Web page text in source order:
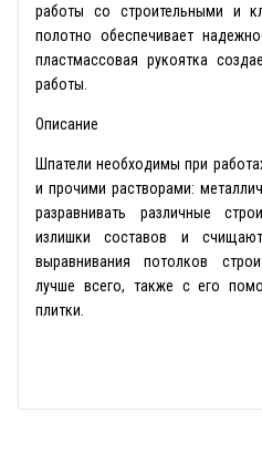
работы со строительными и
полотно обеспечивает
пластмассовая рукоятка
работы.
Описание
Шпатели необходимы при
и прочими растворами:
разравнивать различные
излишки составов и
выравнивания потолков
лучше всего, также с его
плитки.